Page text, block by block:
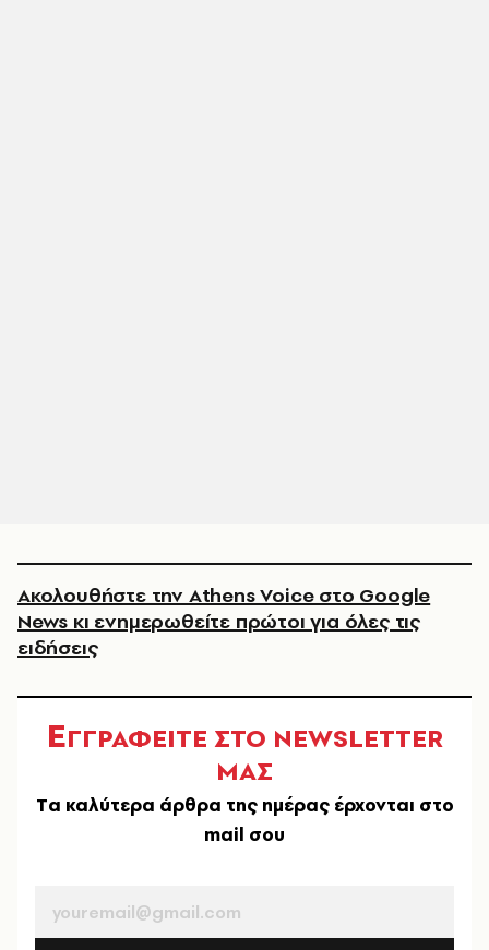
Ακολουθήστε την Athens Voice στο Google
News κι ενημερωθείτε πρώτοι για όλες τις
ειδήσεις
ΕΓΓΡΑΦΕΙΤΕ ΣΤΟ NEWSLETTER
ΜΑΣ
Tα καλύτερα άρθρα της ημέρας έρχονται στο
mail σου